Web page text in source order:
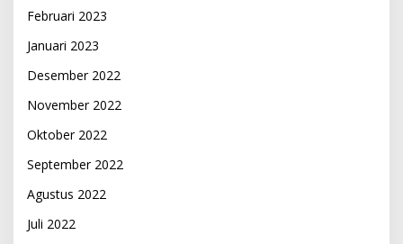
Februari 2023
Januari 2023
Desember 2022
November 2022
Oktober 2022
September 2022
Agustus 2022
Juli 2022